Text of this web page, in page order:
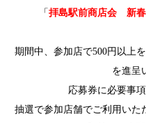
「 拝島駅前商店会 新
期間中、参加店で500円以上
を進呈
応募券に必要事
抽選で参加店舗でご利用いた